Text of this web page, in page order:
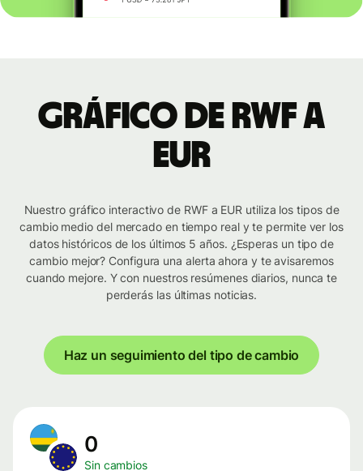
Gráfico de RWF a
EUR
Nuestro gráfico interactivo de RWF a EUR utiliza los tipos de
cambio medio del mercado en tiempo real y te permite ver los
datos históricos de los últimos 5 años. ¿Esperas un tipo de
cambio mejor? Configura una alerta ahora y te avisaremos
cuando mejore. Y con nuestros resúmenes diarios, nunca te
perderás las últimas noticias.
Haz un seguimiento del tipo de cambio
0
Sin cambios